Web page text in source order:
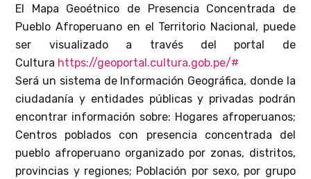
El Mapa Geoétnico de Presencia Concentrada de
Pueblo Afroperuano en el Territorio Nacional, puede
ser visualizado a través del portal de
Cultura https://geoportal.cultura.gob.pe/#
Será un sistema de Información Geográfica, donde la
ciudadanía y entidades públicas y privadas podrán
encontrar información sobre: Hogares afroperuanos;
Centros poblados con presencia concentrada del
pueblo afroperuano organizado por zonas, distritos,
provincias y regiones; Población por sexo, por grupo